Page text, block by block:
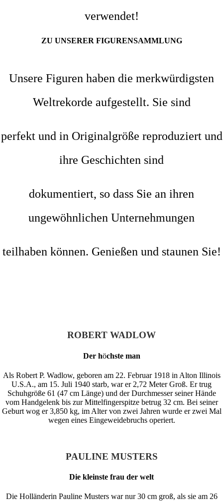
verwendet!
ZU UNSERER FIGURENSAMMLUNG
Unsere Figuren haben die merkwürdigsten
Weltrekorde aufgestellt. Sie sind
perfekt und in Originalgröße reproduziert und
ihre Geschichten sind
dokumentiert, so dass Sie an ihren
ungewöhnlichen Unternehmungen
teilhaben können. Genießen und staunen Sie!
ROBERT WADLOW
Der höchste man
Als Robert P. Wadlow, geboren am 22. Februar 1918 in Alton Illinois
U.S.A., am 15. Juli 1940 starb, war er 2,72 Meter Groß. Er trug
Schuhgröße 61 (47 cm Länge) und der Durchmesser seiner Hände
vom Handgelenk bis zur Mittelfingerspitze betrug 32 cm. Bei seiner
Geburt wog er 3,850 kg, im Alter von zwei Jahren wurde er zwei Mal
wegen eines Eingeweidebruchs operiert.
PAULINE MUSTERS
Die kleinste frau der welt
Die Holländerin Pauline Musters war nur 30 cm groß, als sie am 26